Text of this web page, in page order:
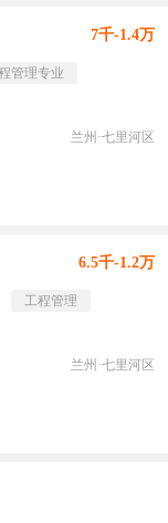
7千-1.4万
管理专业
兰州·七里河区
6.5千-1.2万
工程管理
兰州·七里河区